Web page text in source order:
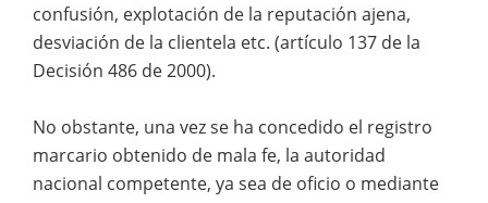
confusión, explotación de la reputación ajena,
desviación de la clientela etc. (artículo 137 de la
Decisión 486 de 2000).
No obstante, una vez se ha concedido el registro
marcario obtenido de mala fe, la autoridad
nacional competente, ya sea de oficio o mediante